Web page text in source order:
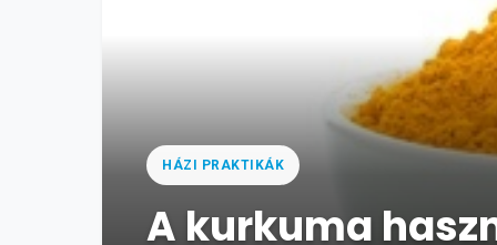
HÁZI PRAKTIKÁK
A kurkuma